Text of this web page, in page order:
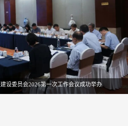
设委员会2026第一次工作会议成功举办